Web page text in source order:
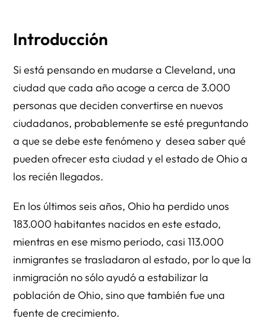
Introducción
Si está pensando en mudarse a Cleveland, una
ciudad que cada año acoge a cerca de 3.000
personas que deciden convertirse en nuevos
ciudadanos, probablemente se esté preguntando
a que se debe este fenómeno y desea saber qué
pueden ofrecer esta ciudad y el estado de Ohio a
los recién llegados.
En los últimos seis años, Ohio ha perdido unos
183.000 habitantes nacidos en este estado,
mientras en ese mismo periodo, casi 113.000
inmigrantes se trasladaron al estado, por lo que la
inmigración no sólo ayudó a estabilizar la
población de Ohio, sino que también fue una
fuente de crecimiento.